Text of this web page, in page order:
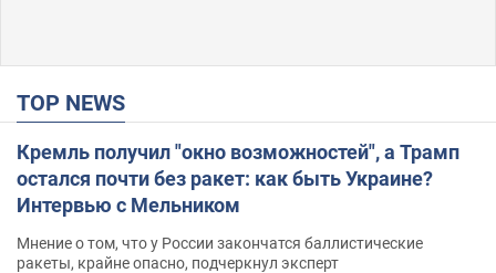
TOP NEWS
Кремль получил "окно возможностей", а Трамп
остался почти без ракет: как быть Украине?
Интервью с Мельником
Мнение о том, что у России закончатся баллистические
ракеты, крайне опасно, подчеркнул эксперт